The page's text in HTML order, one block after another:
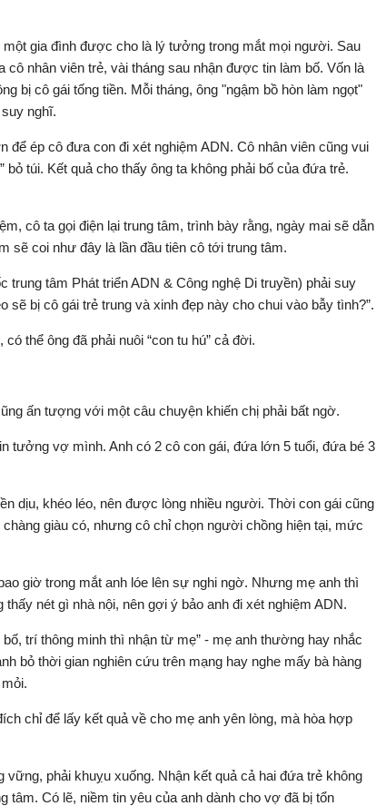
gia đình được cho là lý tưởng trong mắt mọi người. Sau
nhân viên trẻ, vài tháng sau nhận được tin làm bố. Vốn là
bị cô gái tống tiền. Mỗi tháng, ông "ngậm bồ hòn làm ngọt"
nghĩ.
để ép cô đưa con đi xét nghiệm ADN. Cô nhân viên cũng vui
túi. Kết quả cho thấy ông ta không phải bố của đứa trẻ.
cô ta gọi điện lại trung tâm, trình bày rằng, ngày mai sẽ dẫn
sẽ coi như đây là lần đầu tiên cô tới trung tâm.
trung tâm Phát triển ADN & Công nghệ Di truyền) phải suy
sẽ bị cô gái trẻ trung và xinh đẹp này cho chui vào bẫy tình?”.
thể ông đã phải nuôi “con tu hú” cả đời.
ấn tượng với một câu chuyện khiến chị phải bất ngờ.
tưởng vợ mình. Anh có 2 cô con gái, đứa lớn 5 tuổi, đứa bé 3
dịu, khéo léo, nên được lòng nhiều người. Thời con gái cũng
giàu có, nhưng cô chỉ chọn người chồng hiện tại, mức
giờ trong mắt anh lóe lên sự nghi ngờ. Nhưng mẹ anh thì
nét gì nhà nội, nên gợi ý bảo anh đi xét nghiệm ADN.
trí thông minh thì nhận từ mẹ” - mẹ anh thường hay nhắc
bỏ thời gian nghiên cứu trên mạng hay nghe mấy bà hàng
chỉ để lấy kết quả về cho mẹ anh yên lòng, mà hòa hợp
phải khuỵu xuống. Nhận kết quả cả hai đứa trẻ không
tâm. Có lẽ, niềm tin yêu của anh dành cho vợ đã bị tổn